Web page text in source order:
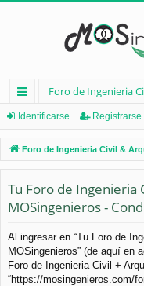
nl
ac
es
rá
pi
d
os
Foro de Ingenieria
Identificarse Registrarse
Foro de Ingenieria Civil &
Tu Foro de Ingenieria
MOSingenieros -
Al ingresar en “Tu Foro de
MOSingenieros” (de aquí en
Foro de Ingenieria Civil +
“https://mosingenieros.com/